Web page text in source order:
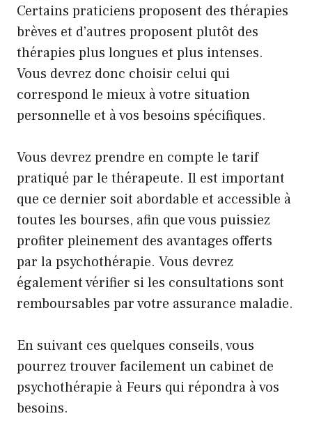
Certains praticiens proposent des thérapies
brèves et d’autres proposent plutôt des
thérapies plus longues et plus intenses.
Vous devrez donc choisir celui qui
correspond le mieux à votre situation
personnelle et à vos besoins spécifiques.
Vous devrez prendre en compte le tarif
pratiqué par le thérapeute. Il est important
que ce dernier soit abordable et accessible à
toutes les bourses, afin que vous puissiez
profiter pleinement des avantages offerts
par la psychothérapie. Vous devrez
également vérifier si les consultations sont
remboursables par votre assurance maladie.
En suivant ces quelques conseils, vous
pourrez trouver facilement un cabinet de
psychothérapie à Feurs qui répondra à vos
besoins.